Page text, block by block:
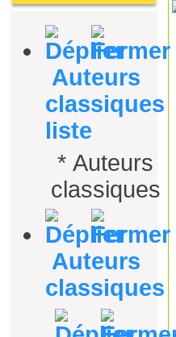
Auteurs
classiques
liste
* Auteurs
classiques
Auteurs
classiques